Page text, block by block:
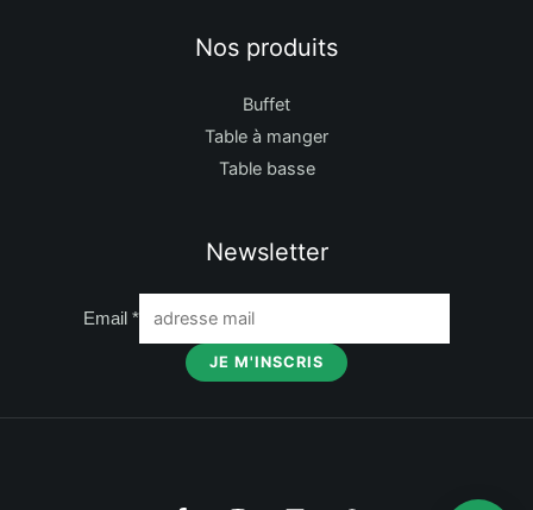
Nos produits
Buffet
Table à manger
Table basse
Newsletter
Email *
JE M'INSCRIS